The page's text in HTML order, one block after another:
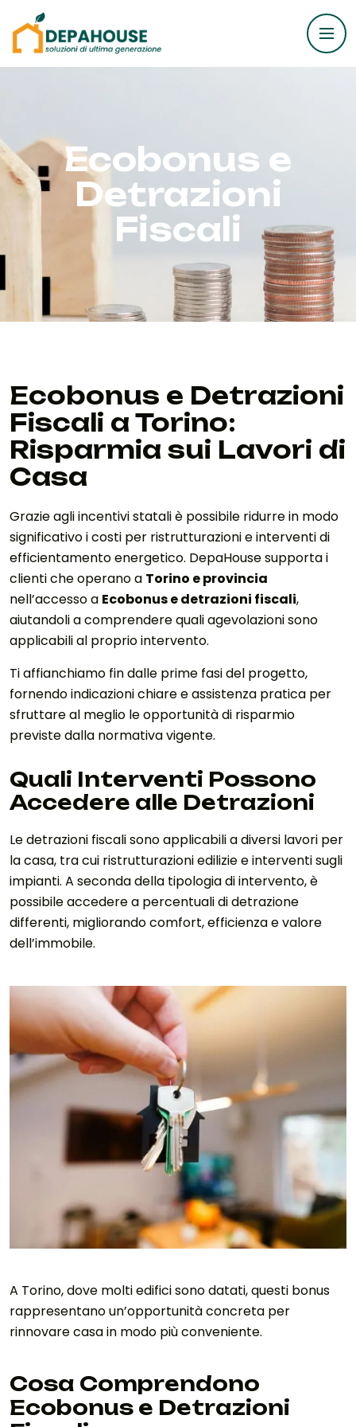
Ecobonus e
Detrazioni
Fiscali
Ecobonus e Detrazioni
Fiscali a Torino:
Risparmia sui Lavori di
Casa
Grazie agli incentivi statali è possibile ridurre in modo
significativo i costi per ristrutturazioni e interventi di
efficientamento energetico. DepaHouse supporta i
clienti che operano a Torino e provincia
nell’accesso a Ecobonus e detrazioni fiscali,
aiutandoli a comprendere quali agevolazioni sono
applicabili al proprio intervento.
Ti affianchiamo fin dalle prime fasi del progetto,
fornendo indicazioni chiare e assistenza pratica per
sfruttare al meglio le opportunità di risparmio
previste dalla normativa vigente.
Quali Interventi Possono
Accedere alle Detrazioni
Le detrazioni fiscali sono applicabili a diversi lavori per
la casa, tra cui ristrutturazioni edilizie e interventi sugli
impianti. A seconda della tipologia di intervento, è
possibile accedere a percentuali di detrazione
differenti, migliorando comfort, efficienza e valore
dell’immobile.
A Torino, dove molti edifici sono datati, questi bonus
rappresentano un’opportunità concreta per
rinnovare casa in modo più conveniente.
Cosa Comprendono
Ecobonus e Detrazioni